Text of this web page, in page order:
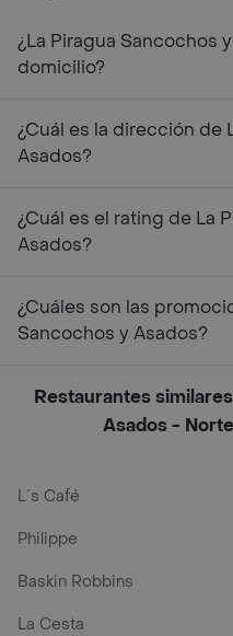
¿La Piragua Sancochos
domicilio?
¿Cuál es la dirección de
Asados?
¿Cuál es el rating de La
Asados?
¿Cuáles son las
Sancochos y Asados?
Restaurantes
Asados -
L´s Café
Philippe
Baskin Robbins
La Cesta